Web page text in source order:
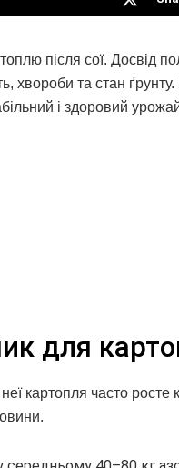
після сої. Досвід
хвороби та стан
і здоровий
для
картопля часто